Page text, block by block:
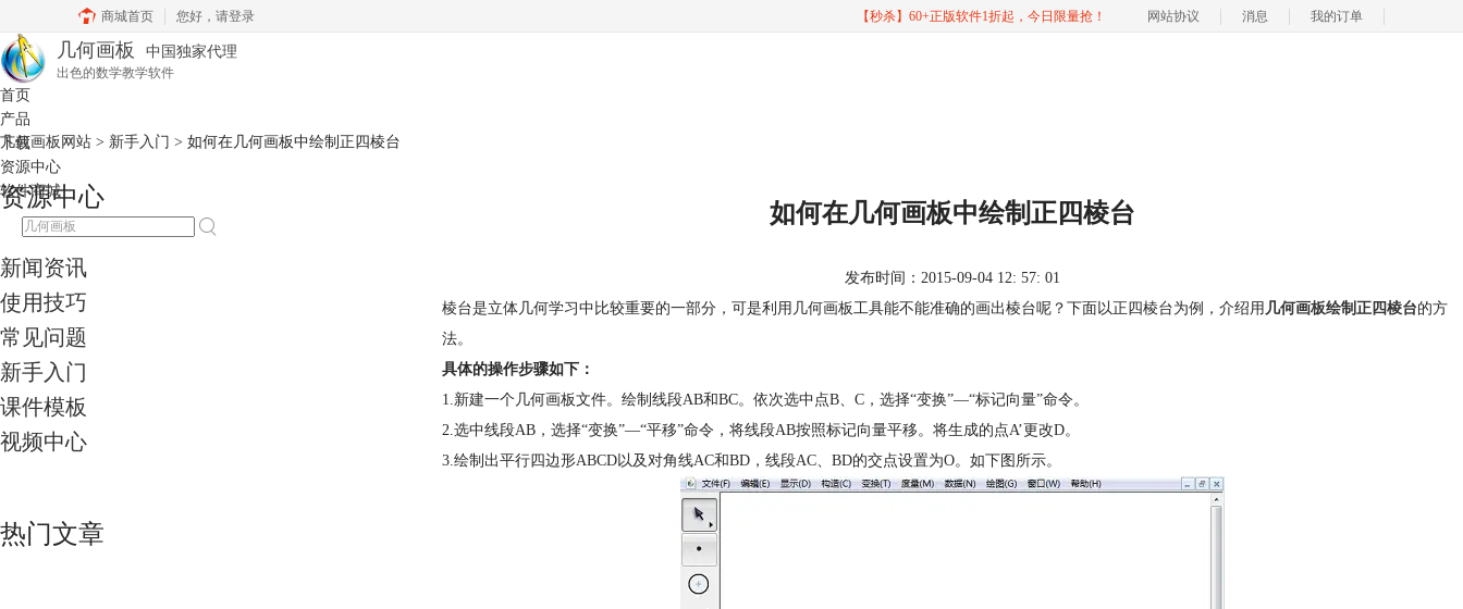
商城首页 您好， 请登录 【秒杀】60+正版软件1折起，今日限量抢！ 网站协议 消息 我的订单
几何画板 中国独家代理
出色的数学教学软件
首页
产品
下载
资源中心
软件商城
几何画板网站 > 新手入门 > 如何在几何画板中绘制正四棱台
资源中心
新闻资讯
使用技巧
常见问题
新手入门
课件模板
视频中心
热门文章
如何在几何画板中绘制正四棱台
发布时间：2015-09-04 12: 57: 01
棱台是立体几何学习中比较重要的一部分，可是利用几何画板工具能不能准确的画出棱台呢？下面以正四棱台为例，介绍用 几何画板绘制正四棱台的方
法。
具体的操作步骤如下：
1.新建一个几何画板文件。绘制线段AB和BC。依次选中点B、C，选择“变换”—“标记向量”命令。
2.选中线段AB，选择“变换”—“平移”命令，将线段AB按照标记向量平移。将生成的点A’更改D。
3.绘制出平行四边形ABCD以及对角线AC和BD，线段AC、BD的交点设置为O。如下图所示。